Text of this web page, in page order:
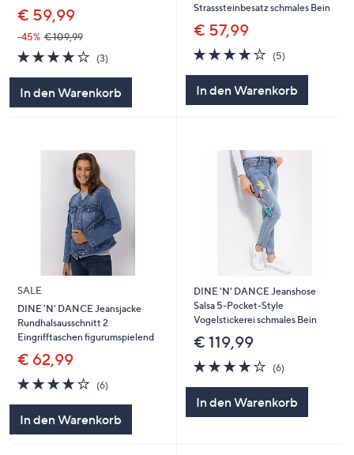
€ 59,99
-45% € 109,99
4.0
von
(3)
In den Warenkorb
Strasssteinbesatz schmales Bein
€ 57,99
4.0
von
(5)
In den Warenkorb
SALE
DINE 'N' DANCE Jeansjacke
Rundhalsausschnitt 2
Eingrifftaschen figurumspielend
€ 62,99
4.0
von
(6)6
In den Warenkorb
DINE 'N' DANCE Jeanshose
Salsa 5-Pocket-Style
Vogelstickerei schmales Bein
€ 119,99
4.0
von
(6)
In den Warenkorb